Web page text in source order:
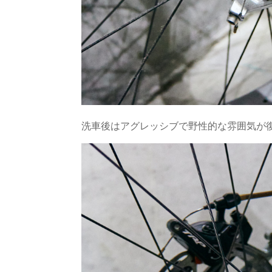
洗車後はアグレッシブで野性的な雰囲気が